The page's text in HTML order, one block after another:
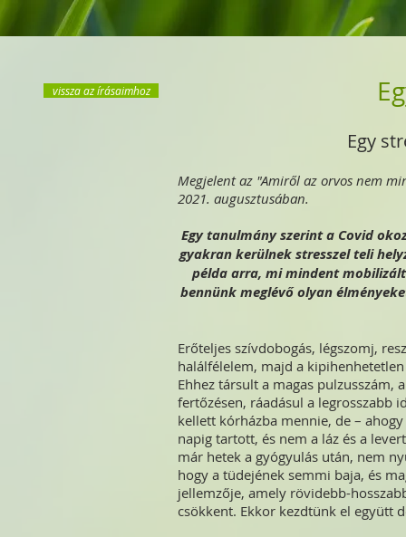
vissza az írásaimhoz
Egy
Megjelent az "Amiről az orvos nem
2021. augusztusában.
Egy tanulmány szerint a Covid
gyakran kerülnek stresszel teli
példa arra, mi mindent
bennünk meglévő olyan
Erőteljes szívdobogás, légszomj,
halálfélelem, majd a
Ehhez társult a magas
fertőzésen, ráadásul a legrosszabb
kellett kórházba mennie, de –
napig tartott, és nem a láz és a
már hetek a gyógyulás után, nem
hogy a tüdejének semmi baja, és
jellemzője, amely rövidebb-
csökkent. Ekkor kezdtünk el együtt